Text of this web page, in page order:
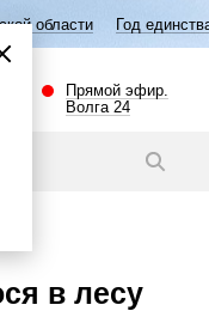
Год единства народов
Прямой эфир.
Волга 24
в лесу